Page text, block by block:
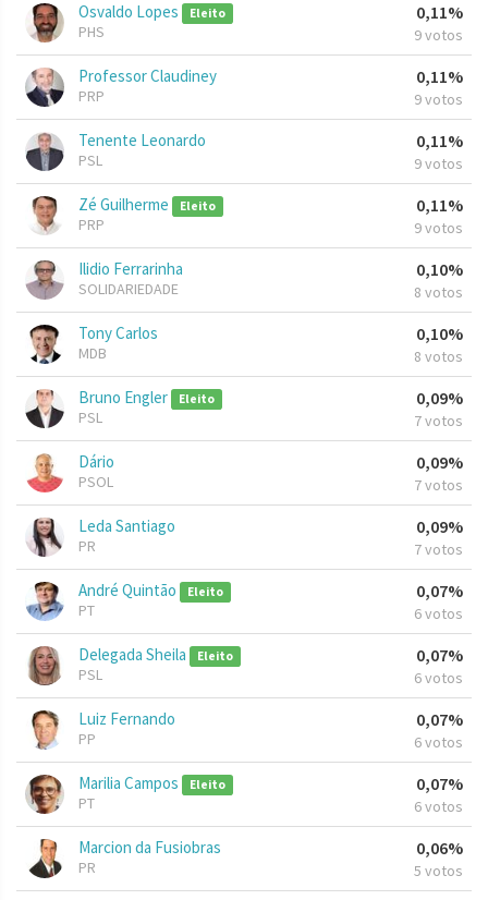
Osvaldo Lopes Eleito
PHS
0,11%
9 votos
Professor Claudiney
PRP
0,11%
9 votos
Tenente Leonardo
PSL
0,11%
9 votos
Zé Guilherme Eleito
PRP
0,11%
9 votos
Ilidio Ferrarinha
SOLIDARIEDADE
0,10%
8 votos
Tony Carlos
MDB
0,10%
8 votos
Bruno Engler Eleito
PSL
0,09%
7 votos
Dário
PSOL
0,09%
7 votos
Leda Santiago
PR
0,09%
7 votos
André Quintão Eleito
PT
0,07%
6 votos
Delegada Sheila Eleito
PSL
0,07%
6 votos
Luiz Fernando
PP
0,07%
6 votos
Marilia Campos Eleito
PT
0,07%
6 votos
Marcion da Fusiobras
PR
0,06%
5 votos